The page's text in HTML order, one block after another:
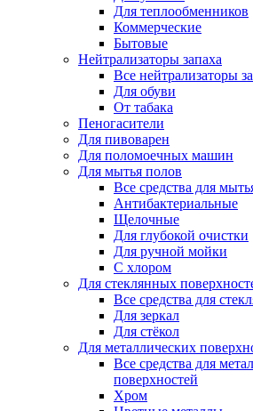
Для теплообменников
Коммерческие
Бытовые
Нейтрализаторы запаха
Все нейтрализаторы
Для обуви
От табака
Пеногасители
Для пивоварен
Для поломоечных машин
Для мытья полов
Все средства для
Антибактериальные
Щелочные
Для глубокой очистки
Для ручной мойки
С хлором
Для стеклянных
Все средства для
Для зеркал
Для стёкол
Для металлических
Все средства для
поверхностей
Хром